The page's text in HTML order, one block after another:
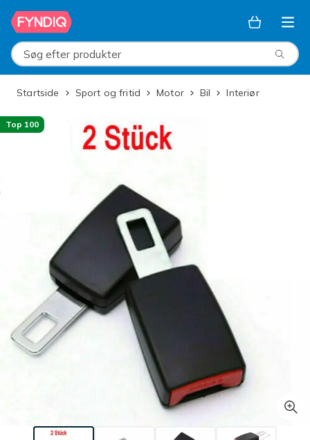
Spring til hovedindhold
Søg efter produkter
Startside Sport og fritid Motor Bil Interiør
Top 100